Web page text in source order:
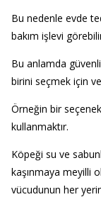
Bu nedenle evde
bakım işlevi
Bu anlamda güvenli
birini seçmek için
Örneğin bir
kullanmaktır.
Köpeği su ve
kaşınmaya meyilli
vücudunun her